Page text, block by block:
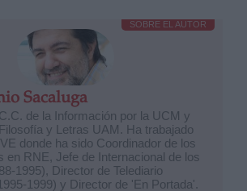
SOBRE EL AUTOR
Sacaluga
de la Información por la UCM y
y Letras UAM. Ha trabajado
donde ha sido Coordinador de los
en RNE, Jefe de Internacional de los
1995), Director de Telediario
1999) y Director de 'En Portada'.